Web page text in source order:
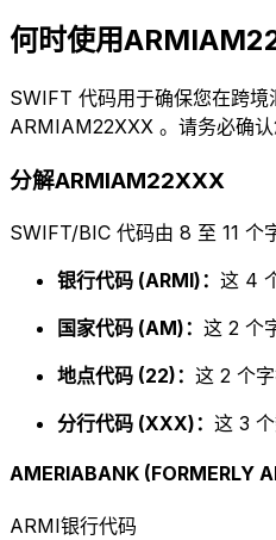
何时使用
SWIFT 代码用于确保您在跨
ARMIAM22XXX 。请务必确
分解ARMIAM22XXX
SWIFT/BIC 代码由 8 至 11 个
银行代码 (ARMI)： 这 4
国家代码 (AM)： 这 2 个
地点代码 (22)： 这 2 个字
分行代码 (XXX)： 这 3
AMERIABANK (FORMERLY
ARMI银行代码